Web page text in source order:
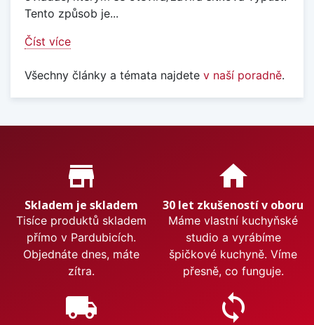
Tento způsob je...
Číst více
Všechny články a témata najdete v naší poradně.
Proč nakupovat u nás?
store_mall_directory
Skladem je skladem
Tisíce produktů skladem
přímo v Pardubicích.
Objednáte dnes, máte
zítra.
home
30 let zkušeností v oboru
Máme vlastní kuchyňské
studio a vyrábíme
špičkové kuchyně. Víme
přesně, co funguje.
local_shipping sync